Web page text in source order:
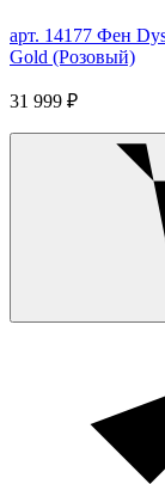
арт. 14177 Фен
Gold (Розовый)
31 999 ₽